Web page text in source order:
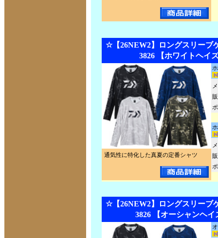
☆【26NEW2】ロングスリーブ
3826 【ホワイトヘイ
通気性に特化した真夏の定番シャツ
☆【26NEW2】ロングスリーブ
3826 【オーシャンヘイ